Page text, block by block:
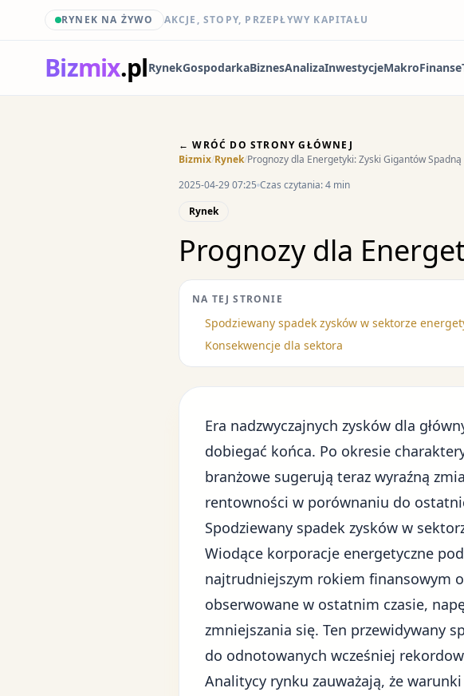
RYNEK NA ŻYWO AKCJE, STOPY, PRZEPŁYWY KAPITAŁU
Bizmix.plRynekGospodarkaBiznesAnalizaInwestycjeMakroFinanse
← WRÓĆ DO STRONY GŁÓWNEJ
Bizmix/Rynek/Prognozy dla Energetyki: Zyski Gigantów Spadną
2025-04-29 07:25 Czas czytania: 4 min
Rynek
Prognozy dla
NA TEJ STRONIE
Spodziewany spadek zysków w sektorze
Konsekwencje dla sektora
Era nadzwyczajnych zysków dla
dobiegać końca. Po okresie
branżowe sugerują teraz wyraźną
rentowności w porównaniu do
Spodziewany spadek zysków w
Wiodące korporacje energetyczne
najtrudniejszym rokiem finansowym
obserwowane w ostatnim czasie,
zmniejszania się. Ten przewidywany
do odnotowanych wcześniej
Analitycy rynku zauważają, że